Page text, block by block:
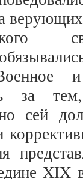
и
за
сей
XIX